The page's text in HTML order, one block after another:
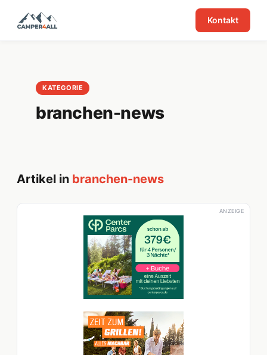
Kontakt
KATEGORIE
branchen-news
Artikel in branchen-news
ANZEIGE